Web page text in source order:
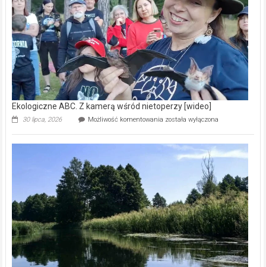
natury
[wideo]
Ekologiczne ABC. Z kamerą wśród nietoperzy [wideo]
30 lipca, 2026 Możliwość komentowania Ekologiczne
kamerą
wśród
została wyłączona